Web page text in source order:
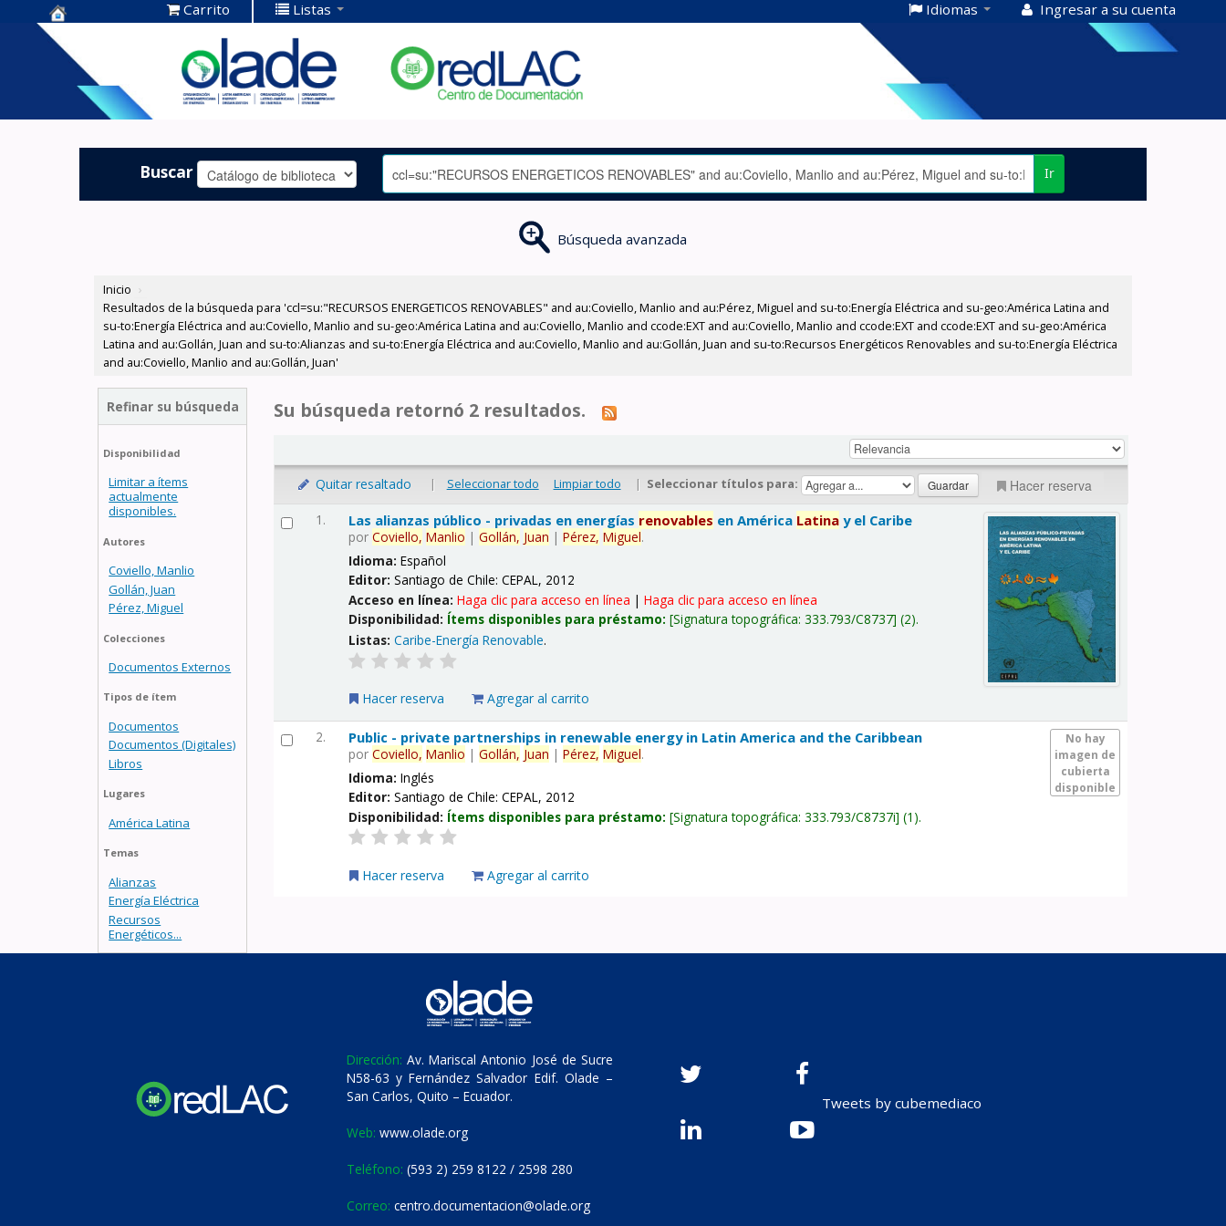
Centro de
Documentación
OLADE -
Carrito Listas Idiomas Ingresar a su cuenta
Buscar Ir
Búsqueda avanzada
Inicio ›
Resultados de la búsqueda para 'ccl=su:"RECURSOS ENERGETICOS RENOVABLES" and au:Coviello, Manlio and au:Pérez, Miguel and su-to:Energía Eléctrica and su-geo:América Latina and
su-to:Energía Eléctrica and au:Coviello, Manlio and su-geo:América Latina and au:Coviello, Manlio and ccode:EXT and au:Coviello, Manlio and ccode:EXT and ccode:EXT and su-geo:América
Latina and au:Gollán, Juan and su-to:Alianzas and su-to:Energía Eléctrica and au:Coviello, Manlio and au:Gollán, Juan and su-to:Recursos Energéticos Renovables and su-to:Energía Eléctrica
and au:Coviello, Manlio and au:Gollán, Juan'
Refinar su búsqueda
Disponibilidad
Limitar a ítems
actualmente
disponibles.
Autores
Coviello, Manlio
Gollán, Juan
Pérez, Miguel
Colecciones
Documentos Externos
Tipos de ítem
Documentos
Documentos (Digitales)
Libros
Lugares
América Latina
Temas
Alianzas
Energía Eléctrica
Recursos
Energéticos...
Su búsqueda retornó 2 resultados.
Quitar resaltado | Seleccionar todo Limpiar todo | Seleccionar títulos para: Hacer reserva
1. Las alianzas público - privadas en energías renovables en América Latina y el Caribe
porCoviello, Manlio |Gollán, Juan |Pérez, Miguel.
Idioma:Español
Editor:Santiago de Chile: CEPAL, 2012
Acceso en línea:Haga clic para acceso en línea |Haga clic para acceso en línea
Disponibilidad: Ítems disponibles para préstamo: Signatura topográfica:333.793/C8737 (2).
Listas: Caribe-Energía Renovable.
Hacer reserva Agregar al carrito
2.
No hay
imagen de
cubierta
disponible
Public - private partnerships in renewable energy in Latin America and the Caribbean
porCoviello, Manlio |Gollán, Juan |Pérez, Miguel.
Idioma:Inglés
Editor:Santiago de Chile: CEPAL, 2012
Disponibilidad: Ítems disponibles para préstamo: Signatura topográfica:333.793/C8737i (1).
Hacer reserva Agregar al carrito
Dirección: Av. Mariscal Antonio José de Sucre
N58-63 y Fernández Salvador Edif. Olade –
San Carlos, Quito – Ecuador.
Web: www.olade.org
Teléfono: (593 2) 259 8122 / 2598 280
Correo: centro.documentacion@olade.org
Tweets by cubemediaco